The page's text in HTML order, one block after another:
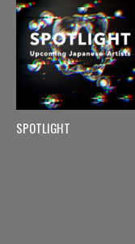
SPOTLIGHT